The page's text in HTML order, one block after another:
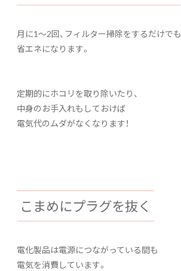
月に1～2回、フィルター掃除をするだけでも
省エネになります。
定期的にホコリを取り除いたり、
中身のお手入れもしておけば
電気代のムダがなくなります！
こまめにプラグを抜く
電化製品は電源につながっている間も
電気を消費しています。